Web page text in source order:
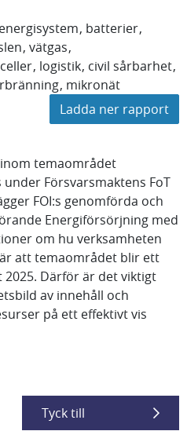
energisystem batterier
vätgas
logistik civil sårbarhet
mikronät
Ladda ner rapport
temaområdet
Försvarsmaktens FoT
FOI:s genomförda och
Energiförsörjning med
om hu verksamheten
att temaområdet blir ett
Därför är det viktigt
av innehåll och
på ett effektivt vis
Tyck till